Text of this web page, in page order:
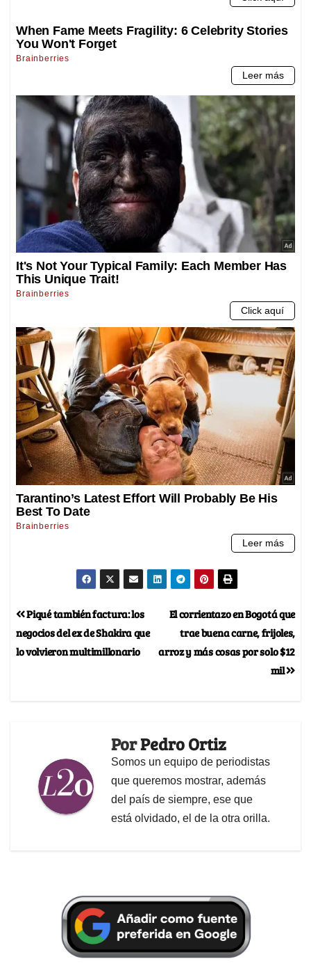
El corrientazo en Bogotá que
trae buena carne, frijoles,
arroz y más cosas por solo $12
mil
Piqué también factura: los
negocios del ex de Shakira que
lo volvieron multimillonario
PorPedro Ortiz
Somos un equipo de periodistas
que queremos mostrar, además
del país de siempre, ese que
está olvidado, el de la otra orilla.